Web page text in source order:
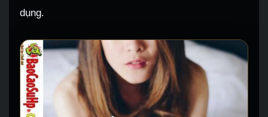
dụng.